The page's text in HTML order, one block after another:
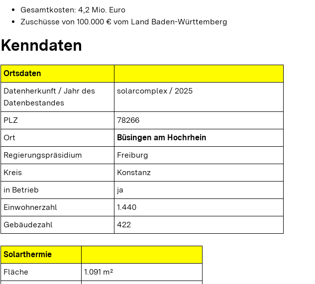
Gesamtkosten: 4,2 Mio. Euro
Zuschüsse von 100.000 € vom Land Baden-Württemberg
Kenndaten
Ortsdaten
Datenherkunft / Jahr des
Datenbestandes
solarcomplex / 2025
PLZ
78266
Ort
Büsingen am Hochrhein
Regierungspräsidium
Freiburg
Kreis
Konstanz
in Betrieb
ja
Einwohnerzahl
1.440
Gebäudezahl
422
Solarthermie
Fläche
1.091 m²